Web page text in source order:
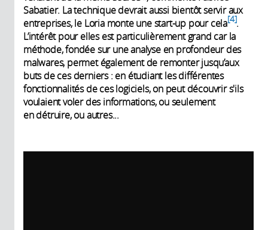
Sabatier. La technique devrait aussi bientôt servir aux
entreprises, le Loria monte une start-up pour cela 4 .
L’intérêt pour elles est particulièrement grand car la
méthode, fondée sur une analyse en profondeur des
malwares, permet également de remonter jusqu’aux
buts de ces derniers : en étudiant les différentes
fonctionnalités de ces logiciels, on peut découvrir s'ils
voulaient voler des informations, ou seulement
en détruire, ou autres...